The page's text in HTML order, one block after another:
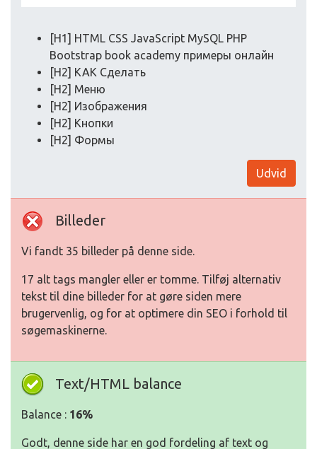
[H1] HTML CSS JavaScript MySQL PHP
Bootstrap book academy примеры онлайн
[H2] КАК Сделать
[H2] Меню
[H2] Изображения
[H2] Кнопки
[H2] Формы
Udvid
Billeder
Vi fandt 35 billeder på denne side.
17 alt tags mangler eller er tomme. Tilføj alternativ
tekst til dine billeder for at gøre siden mere
brugervenlig, og for at optimere din SEO i forhold til
søgemaskinerne.
Text/HTML balance
Balance : 16%
Godt, denne side har en god fordeling af text og